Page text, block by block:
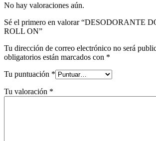
No hay valoraciones aún.
Sé el primero en valorar “DESODORANTE
ROLL ON”
Tu dirección de correo electrónico no será
obligatorios están marcados con *
Tu puntuación *
Tu valoración *